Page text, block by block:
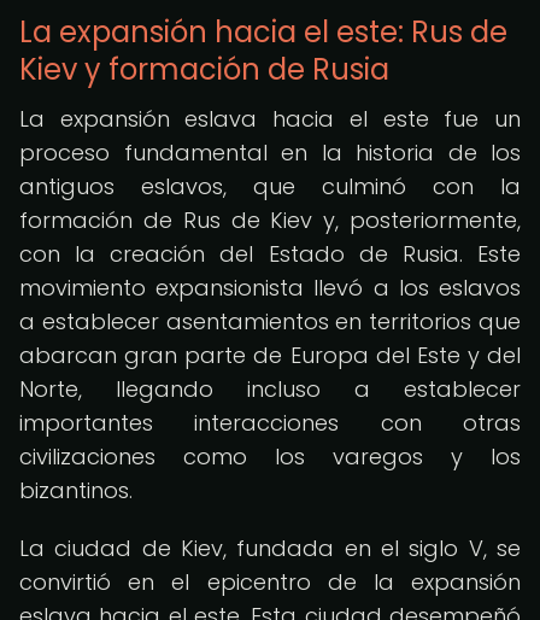
La expansión hacia el este: Rus de
Kiev y formación de Rusia
La expansión eslava hacia el este fue un
proceso fundamental en la historia de los
antiguos eslavos, que culminó con la
formación de Rus de Kiev y, posteriormente,
con la creación del Estado de Rusia. Este
movimiento expansionista llevó a los eslavos
a establecer asentamientos en territorios que
abarcan gran parte de Europa del Este y del
Norte, llegando incluso a establecer
importantes interacciones con otras
civilizaciones como los varegos y los
bizantinos.
La ciudad de Kiev, fundada en el siglo V, se
convirtió en el epicentro de la expansión